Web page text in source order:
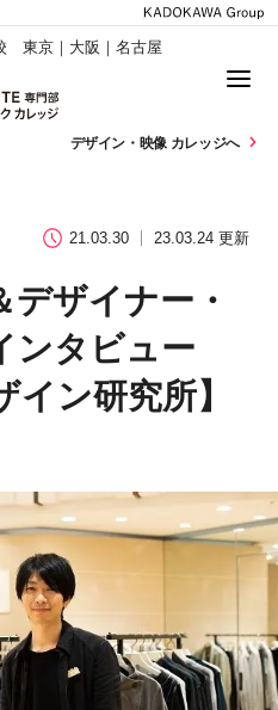
東京｜大阪｜名古屋
デザイン・ 映像 カレッジへ
21.03.30 23.03.24 更新
デザイナー・
ンタビュー
イン研究所】